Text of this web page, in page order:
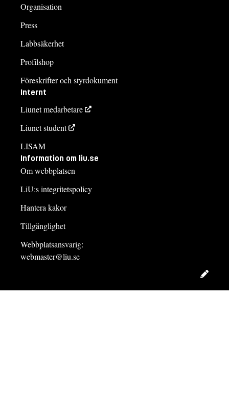
Organisation
Press
Labbsäkerhet
Profilshop
Föreskrifter och styrdokument
Internt
Liunet medarbetare
Liunet student
LISAM
Information om liu.se
Om webbplatsen
LiU:s integritetspolicy
Hantera kakor
Tillgänglighet
Webbplatsansvarig:
webmaster@liu.se